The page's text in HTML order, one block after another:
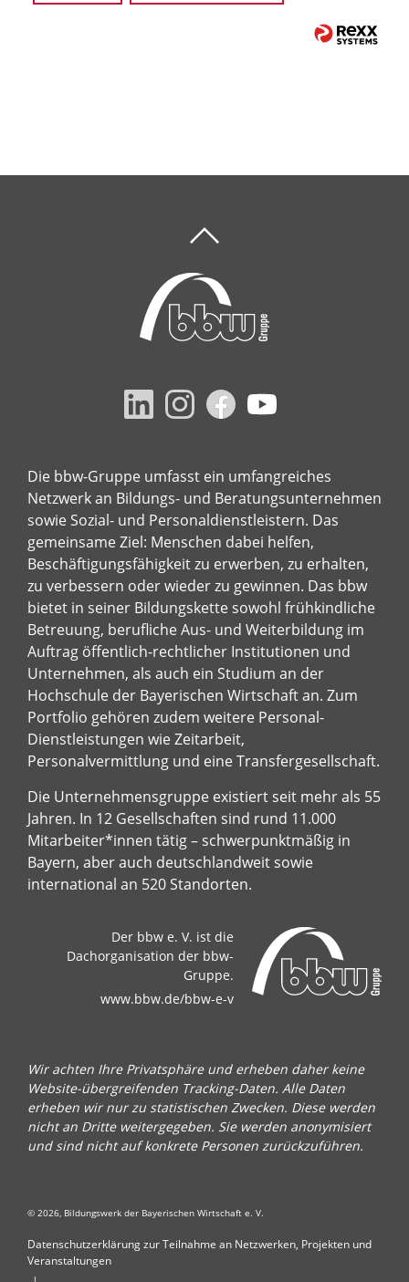
Die bbw-Gruppe umfasst ein umfangreiches
Netzwerk an Bildungs- und Beratungsunternehmen
sowie Sozial- und Personaldienstleistern. Das
gemeinsame Ziel: Menschen dabei helfen,
Beschäftigungsfähigkeit zu erwerben, zu erhalten,
zu verbessern oder wieder zu gewinnen. Das bbw
bietet in seiner Bildungskette sowohl frühkindliche
Betreuung, berufliche Aus- und Weiterbildung im
Auftrag öffentlich-rechtlicher Institutionen und
Unternehmen, als auch ein Studium an der
Hochschule der Bayerischen Wirtschaft an. Zum
Portfolio gehören zudem weitere Personal-
Dienstleistungen wie Zeitarbeit,
Personalvermittlung und eine Transfergesellschaft.
Die Unternehmensgruppe existiert seit mehr als 55
Jahren. In 12 Gesellschaften sind rund 11.000
Mitarbeiter*innen tätig – schwerpunktmäßig in
Bayern, aber auch deutschlandweit sowie
international an 520 Standorten.
Der bbw e. V. ist die
Dachorganisation der bbw-
Gruppe.
www.bbw.de/bbw-e-v
Wir achten Ihre Privatsphäre und erheben daher keine
Website-übergreifenden Tracking-Daten. Alle Daten
erheben wir nur zu statistischen Zwecken. Diese werden
nicht an Dritte weitergegeben. Sie werden anonymisiert
und sind nicht auf konkrete Personen zurückzuführen.
© 2026, Bildungswerk der Bayerischen Wirtschaft e. V.
Datenschutzerklärung zur Teilnahme an Netzwerken, Projekten und
Veranstaltungen